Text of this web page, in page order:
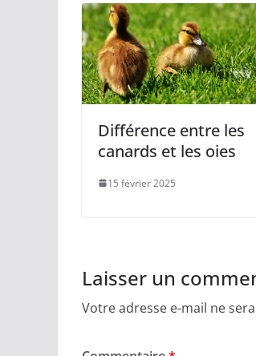
Différence entre les
canards et les oies
15 février 2025
Laisser un
Votre adresse e-mail ne